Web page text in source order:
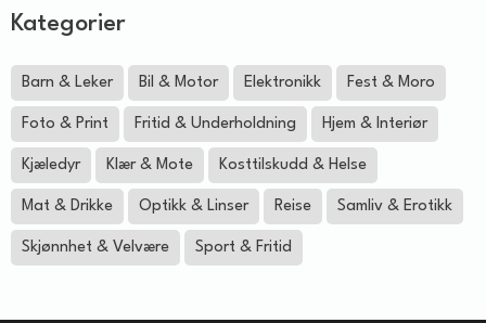
Kategorier
Barn & Leker Bil & Motor Elektronikk Fest & Moro
Foto & Print Fritid & Underholdning Hjem & Interiør
Kjæledyr Klær & Mote Kosttilskudd & Helse
Mat & Drikke Optikk & Linser Reise Samliv & Erotikk
Skjønnhet & Velvære Sport & Fritid